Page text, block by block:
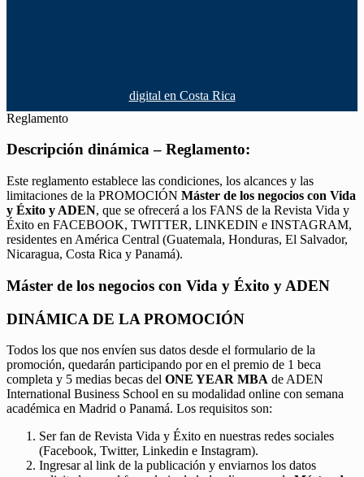
digital en Costa Rica
Reglamento
Descripción dinámica – Reglamento:
Este reglamento establece las condiciones, los alcances y las
limitaciones de la PROMOCIÓN Máster de los negocios con Vida
y Éxito y ADEN, que se ofrecerá a los FANS de la Revista Vida y
Éxito en FACEBOOK, TWITTER, LINKEDIN e INSTAGRAM,
residentes en América Central (Guatemala, Honduras, El Salvador,
Nicaragua, Costa Rica y Panamá).
Máster de los negocios con Vida y Éxito y ADEN
DINÁMICA DE LA PROMOCIÓN
Todos los que nos envíen sus datos desde el formulario de la
promoción, quedarán participando por en el premio de 1 beca
completa y 5 medias becas del ONE YEAR MBA de ADEN
International Business School en su modalidad online con semana
académica en Madrid o Panamá. Los requisitos son:
Ser fan de Revista Vida y Éxito en nuestras redes sociales
(Facebook, Twitter, Linkedin e Instagram).
Ingresar al link de la publicación y enviarnos los datos